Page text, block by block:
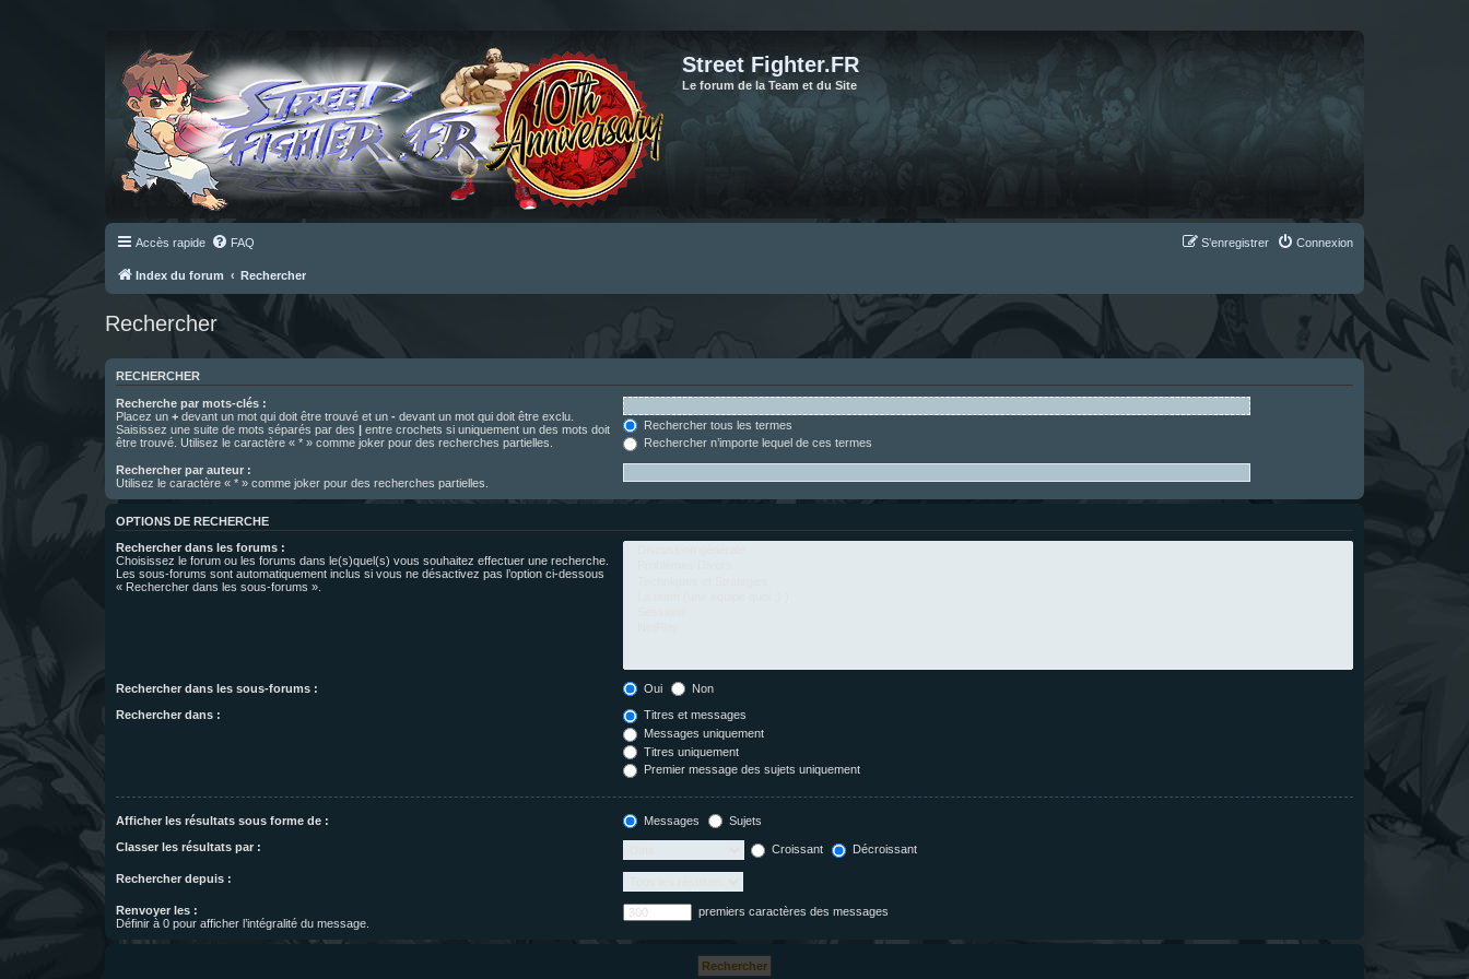
Street Fighter.FR
Le forum de la Team et du Site
Accès rapide FAQ Connexion
S’enregistrer
Index du forum Rechercher
Rechercher
RECHERCHER
Recherche par mots-clés :
Placez un + devant un mot qui doit être trouvé et un - devant un mot qui doit être exclu.
Saisissez une suite de mots séparés par des | entre crochets si uniquement un des mots doit
être trouvé. Utilisez le caractère « * » comme joker pour des recherches partielles.
Rechercher tous les termes
Rechercher n’importe lequel de ces termes
Rechercher par auteur :
Utilisez le caractère « * » comme joker pour des recherches partielles.
OPTIONS DE RECHERCHE
Rechercher dans les forums :
Choisissez le forum ou les forums dans le(s)quel(s) vous souhaitez effectuer une recherche.
Les sous-forums sont automatiquement inclus si vous ne désactivez pas l’option ci-dessous
« Rechercher dans les sous-forums ».
Rechercher dans les sous-forums : Oui Non
Rechercher dans :
Titres et messages
Messages uniquement
Titres uniquement
Premier message des sujets uniquement
Afficher les résultats sous forme de : Messages Sujets
Classer les résultats par : Croissant Décroissant
Rechercher depuis :
Renvoyer les :
Définir à 0 pour afficher l’intégralité du message.
premiers caractères des messages